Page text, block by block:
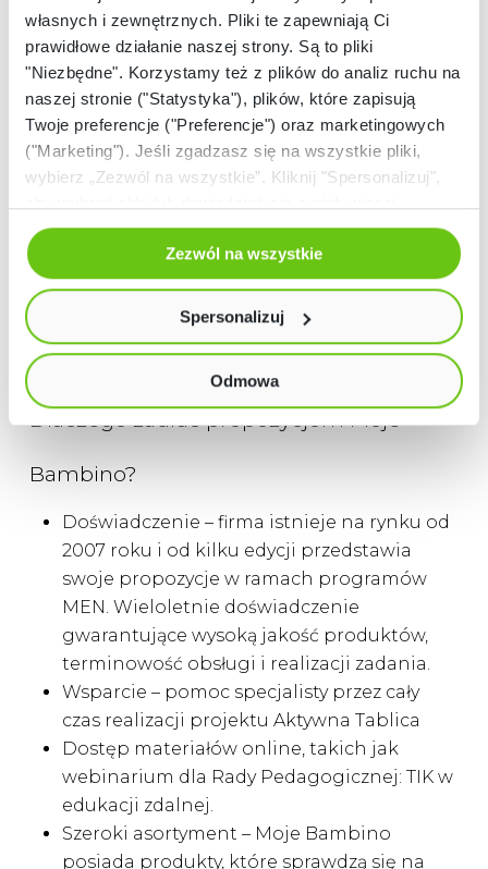
własnych i zewnętrznych. Pliki te zapewniają Ci
prawidłowe działanie naszej strony. Są to pliki
"Niezbędne". Korzystamy też z plików do analiz ruchu na
naszej stronie ("Statystyka"), plików, które zapisują
Twoje preferencje ("Preferencje") oraz marketingowych
("Marketing"). Jeśli zgadzasz się na wszystkie pliki,
wybierz „Zezwól na wszystkie”. Kliknij "Spersonalizuj",
Odmów zgody poprzez przycisk „Odmowa”. Wtedy
użyjemy tylko plików niezbędnych dla naszej strony.
Twój wybór możesz zmienić przez kliknięcie przycisku w
lewym dolnym rogu strony. Więcej informacji znajdziesz
w naszej
Zezwól na wszystkie
Spersonalizuj
Odmowa
przygotowane również z myślą o uczniach ze
SPE, w tym z różnymi niepełnosprawnościami.
Dlaczego zaufać propozycjom Moje
Bambino?
Doświadczenie – firma istnieje na rynku od
2007 roku i od kilku edycji przedstawia
swoje propozycje w ramach programów
MEN. Wieloletnie doświadczenie
gwarantujące wysoką jakość produktów,
terminowość obsługi i realizacji zadania.
Wsparcie – pomoc specjalisty przez cały
czas realizacji projektu Aktywna Tablica
Dostęp materiałów online, takich jak
webinarium dla Rady Pedagogicznej: TIK w
edukacji zdalnej.
Szeroki asortyment – Moje Bambino
posiada produkty, które sprawdzą się na